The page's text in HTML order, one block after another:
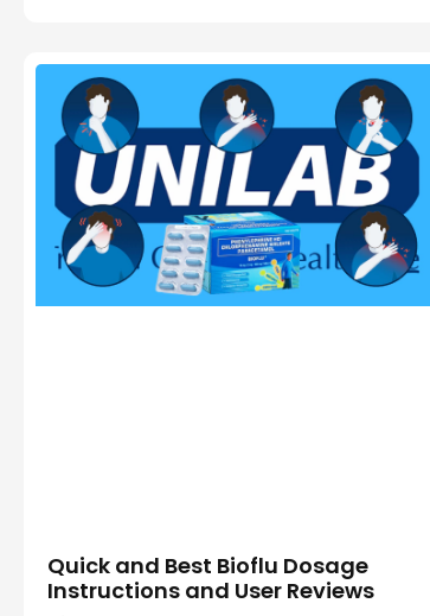
Quick and Best Bioflu Dosage
Instructions and User Reviews